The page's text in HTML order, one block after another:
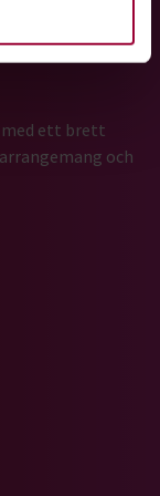
med ett brett
och